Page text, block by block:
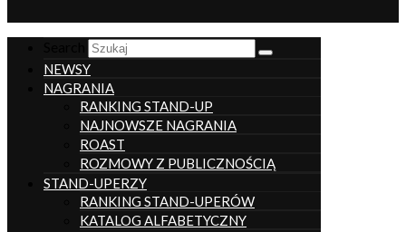
NEWSY
NAGRANIA
RANKING STAND-UP
NAJNOWSZE NAGRANIA
ROAST
ROZMOWY Z PUBLICZNOŚCIĄ
STAND-UPERZY
RANKING STAND-UPERÓW
KATALOG ALFABETYCZNY